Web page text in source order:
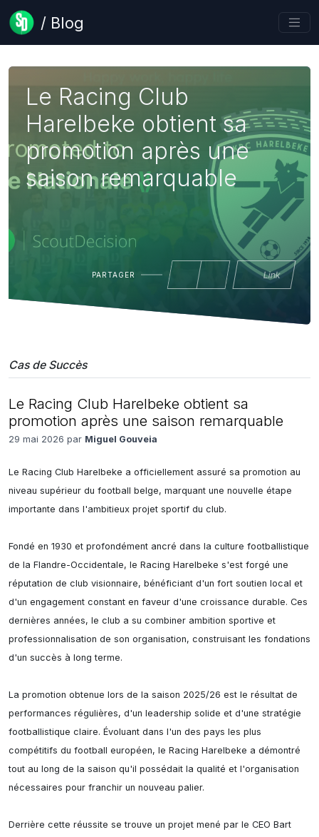
/ Blog
Le Racing Club
Harelbeke obtient sa
promotion après une
saison remarquable
PARTAGER Link
Cas de Succès
Le Racing Club Harelbeke obtient sa
promotion après une saison remarquable
29 mai 2026 par Miguel Gouveia
Le Racing Club Harelbeke a officiellement assuré sa promotion au
niveau supérieur du football belge, marquant une nouvelle étape
importante dans l'ambitieux projet sportif du club.
Fondé en 1930 et profondément ancré dans la culture footballistique
de la Flandre-Occidentale, le Racing Harelbeke s'est forgé une
réputation de club visionnaire, bénéficiant d'un fort soutien local et
d'un engagement constant en faveur d'une croissance durable. Ces
dernières années, le club a su combiner ambition sportive et
professionnalisation de son organisation, construisant les fondations
d'un succès à long terme.
La promotion obtenue lors de la saison 2025/26 est le résultat de
performances régulières, d'un leadership solide et d'une stratégie
footballistique claire. Évoluant dans l'un des pays les plus
compétitifs du football européen, le Racing Harelbeke a démontré
tout au long de la saison qu'il possédait la qualité et l'organisation
nécessaires pour franchir un nouveau palier.
Derrière cette réussite se trouve un projet mené par le CEO Bart